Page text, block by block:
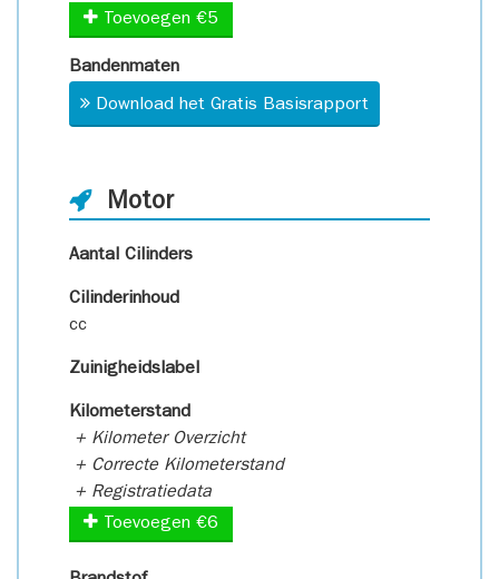
Toevoegen €5
Bandenmaten
Download het Gratis Basisrapport
Motor
Aantal Cilinders
Cilinderinhoud
cc
Zuinigheidslabel
Kilometerstand
+ Kilometer Overzicht
+ Correcte Kilometerstand
+ Registratiedata
Toevoegen €6